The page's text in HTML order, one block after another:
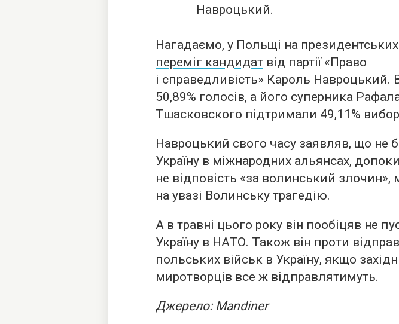
Навроцький.
Нагадаємо, у Польщі на
переміг кандидат від партії «Право
і справедливість» Кароль Навроцький.
50,89% голосів, а його суперника
Тшасковского підтримали 49,11%
Навроцький свого часу заявляв, що не
Україну в міжнародних альянсах,
не відповість «за волинський
на увазі Волинську трагедію.
А в травні цього року він пообіцяв не
Україну в НАТО. Також він проти
польських військ в Україну, якщо
миротворців все ж відправлятимуть.
Джерело: Mandiner